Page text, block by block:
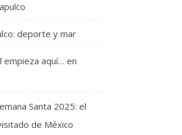
deporte y mar
empieza aquí… en
Santa 2025: el
de México